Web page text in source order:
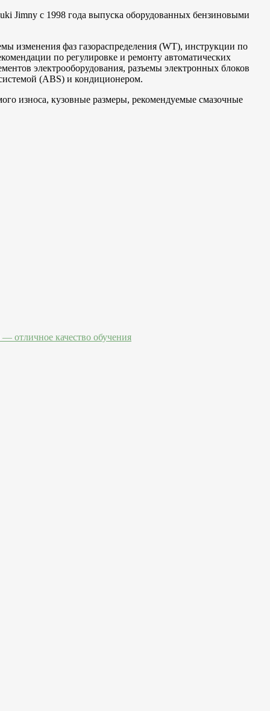
Jimny с 1998 года выпуска оборудованных бензиновыми
изменения фаз газораспределения (WT), инструкции по
по регулировке и ремонту автоматических
электрооборудования, разъемы электронных блоков
(ABS) и кондиционером.
износа, кузовные размеры, рекомендуемые смазочные
отличное качество обучения